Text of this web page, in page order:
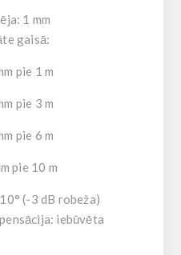
1 mm
gaisā:
pie 1 m
pie 3 m
pie 6 m
pie 10 m
10° (-3 dB robeža)
iebūvēta